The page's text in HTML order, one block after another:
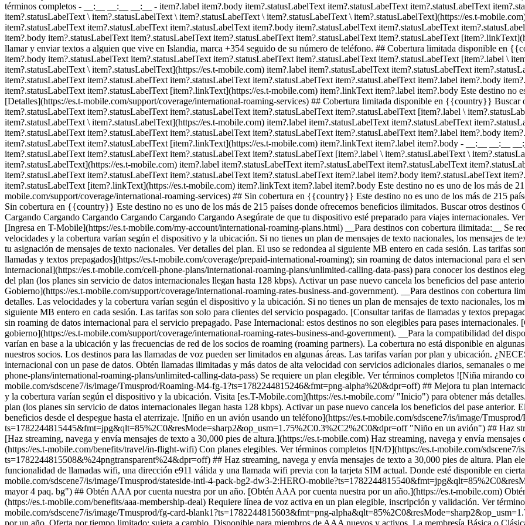
términos completos - __:__ __:__ __:__ - item?.label item?.body item?.statusLabelText item?.statusLabelText item?.statusLabelText
item?.statusLabelText \ item?.statusLabelText \ item?.statusLabelText \ item?.statusLabelText \ item?.statusLabelText](https://es.t-
item?.statusLabelText item?.statusLabelText item?.statusLabelText item?.body item?.statusLabelText item?.statusLabelText
item?.body item?.statusLabelText item?.statusLabelText item?.statusLabelText item?.statusLabelText item?.statusLabelText
llamar y enviar textos a alguien que vive en Islandia, marca +354 seguido de su número de teléfono. ## Cobertura limitada disponible en
item?.body item?.statusLabelText item?.statusLabelText item?.statusLabelText item?.statusLabelText item?.statusLabelText [item?.label \
item?.statusLabelText \ item?.statusLabelText](https://es.t-mobile.com) item?.label item?.statusLabelText item?.statusLabelText
item?.statusLabelText item?.statusLabelText item?.statusLabelText item?.statusLabelText item?.statusLabelText item?.label item?.body
item?.statusLabelText item?.statusLabelText [item?.linkText](https://es.t-mobile.com) item?.linkText item?.label item?.body Este destino no
[Detalles](https://es.t-mobile.com/support/coverage/international-roaming-services) ## Cobertura limitada disponible en {{country}} Buscar
item?.statusLabelText item?.statusLabelText item?.statusLabelText item?.statusLabelText item?.statusLabelText [item?.label \
item?.statusLabelText \ item?.statusLabelText](https://es.t-mobile.com) item?.label item?.statusLabelText item?.statusLabelText
item?.statusLabelText item?.statusLabelText item?.statusLabelText item?.statusLabelText item?.statusLabelText item?.label item?.body
item?.statusLabelText item?.statusLabelText [item?.linkText](https://es.t-mobile.com) item?.linkText item?.label item?.body - __:__ __:__